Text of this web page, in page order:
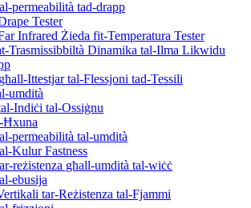
permeabilità tad-drapp
Tester
Infrared Żieda fit-Temperatura Tester
Trasmissibbiltà Dinamika tal-Ilma Likwidu
Ittestjar tal-Flessjoni tad-Tessili
umdità
Indiċi tal-Ossiġnu
Ħxuna
permeabilità tal-umdità
Kulur Fastness
reżistenza għall-umdità tal-wiċċ
ebusija
tar-Reżistenza tal-Fjammi